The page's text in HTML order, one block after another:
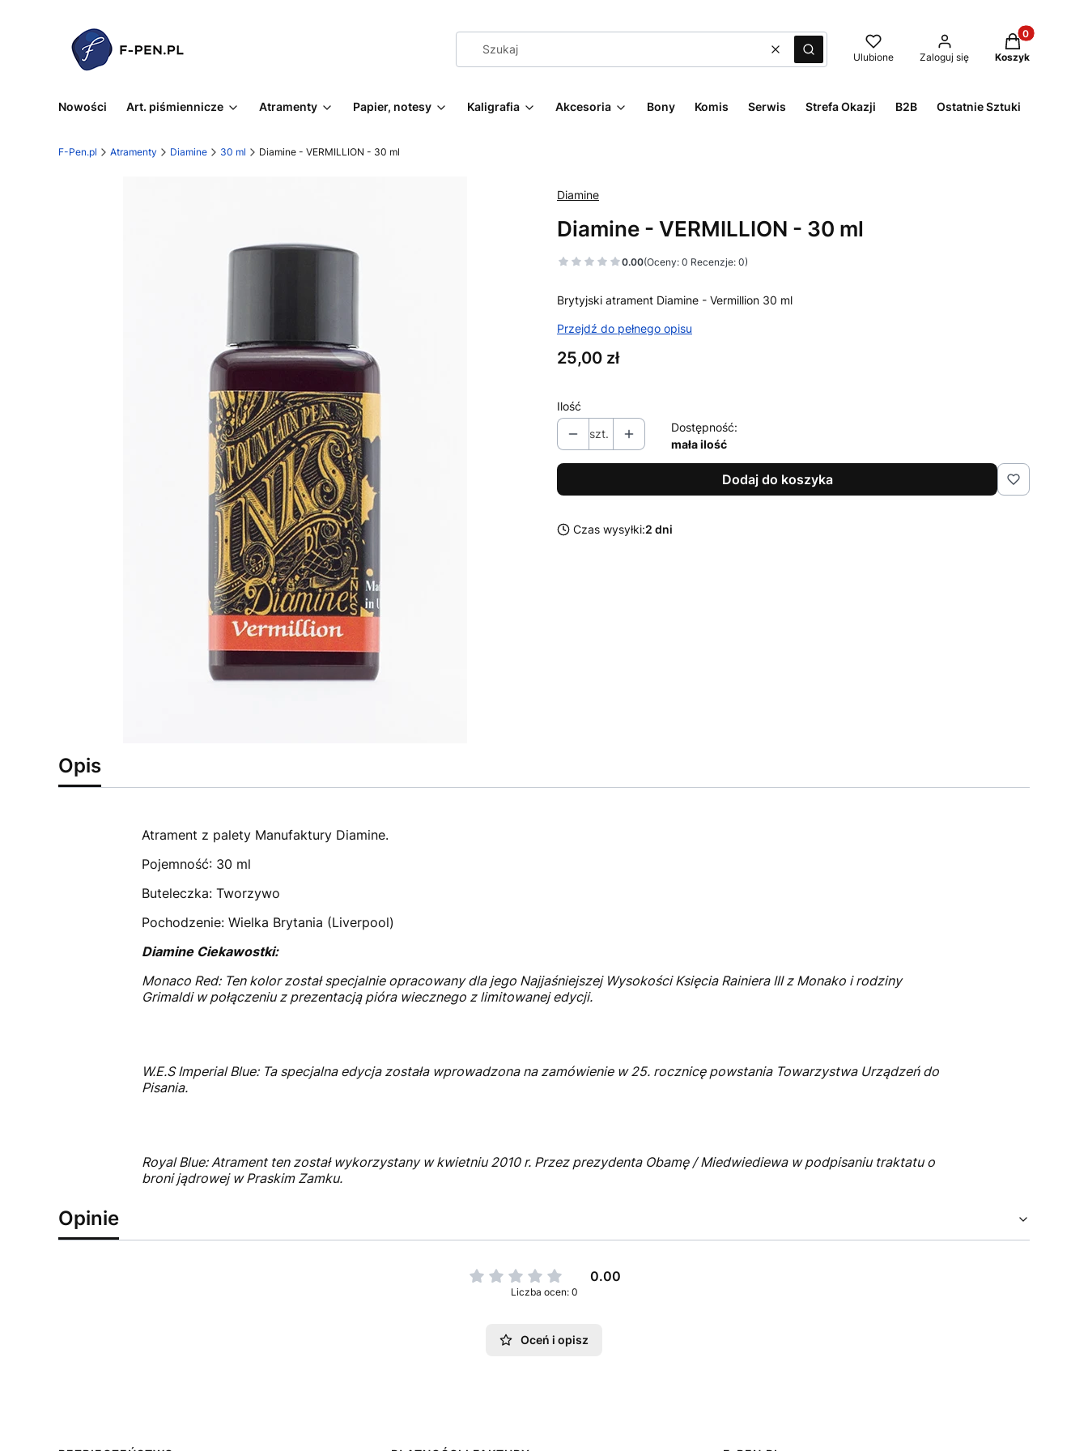
WyczyśćSzukaj Ulubione Zaloguj się
Produkty w
Koszyk
Nowości Art. piśmiennicze Atramenty Papier, notesy Kaligrafia Akcesoria Bony Komis Serwis Strefa Okazji B2B Ostatnie Sztuki
F-Pen.pl Atramenty Diamine 30 ml Diamine - VERMILLION - 30 ml
Diamine
Diamine - VERMILLION - 30 ml
0.00(Oceny: 0 Recenzje: 0)
Brytyjski atrament Diamine - Vermillion 30 ml
Przejdź do pełnego opisu
Cena
25,00 zł
Ilość
szt.
Dostępność:
mała ilość
Dodaj do koszyka
Czas wysyłki:2 dni
Opis
Atrament z palety Manufaktury Diamine.
Pojemność: 30 ml
Buteleczka: Tworzywo
Pochodzenie: Wielka Brytania (Liverpool)
Diamine Ciekawostki:
Monaco Red: Ten kolor został specjalnie opracowany dla jego Najjaśniejszej Wysokości Księcia Rainiera III z Monako i rodziny
Grimaldi w połączeniu z prezentacją pióra wiecznego z limitowanej edycji.
W.E.S Imperial Blue: Ta specjalna edycja została wprowadzona na zamówienie w 25. rocznicę powstania Towarzystwa Urządzeń do
Pisania.
Royal Blue: Atrament ten został wykorzystany w kwietniu 2010 r. Przez prezydenta Obamę / Miedwiediewa w podpisaniu traktatu o
broni jądrowej w Praskim Zamku.
Opinie
0.00
Liczba ocen: 0
Oceń i opisz